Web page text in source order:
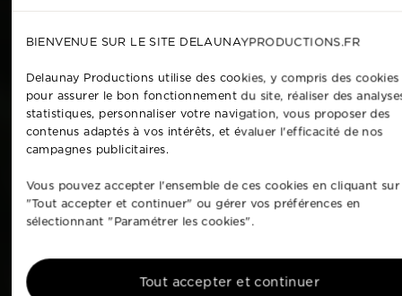
BIENVENUE SUR LE SITE DELAUNAYPRODUCTIONS.FR
Delaunay Productions utilise des cookies, y compris des
pour assurer le bon fonctionnement du site, réaliser des
statistiques, personnaliser votre navigation, vous proposer des
contenus adaptés à vos intérêts, et évaluer l'efficacité de nos
campagnes publicitaires.
Vous pouvez accepter l'ensemble de ces cookies en cliquant sur
"Tout accepter et continuer" ou gérer vos préférences en
sélectionnant "Paramétrer les cookies".
Tout accepter et continuer